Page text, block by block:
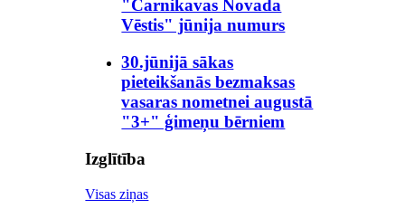
"Carnikavas Novada
Vēstis" jūnija numurs
30.jūnijā sākas
pieteikšanās bezmaksas
vasaras nometnei augustā
"3+" ģimeņu bērniem
Izglītība
Visas ziņas